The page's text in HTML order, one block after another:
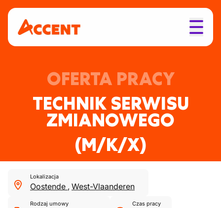
OFERTA PRACY
TECHNIK SERWISU
ZMIANOWEGO
(M/K/X)
Lokalizacja
Oostende , West-Vlaanderen
Rodzaj umowy Czas pracy